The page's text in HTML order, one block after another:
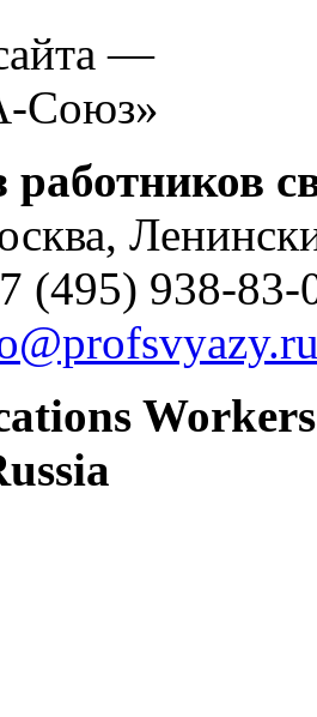
—
Союз»
(495) 938-
Workers